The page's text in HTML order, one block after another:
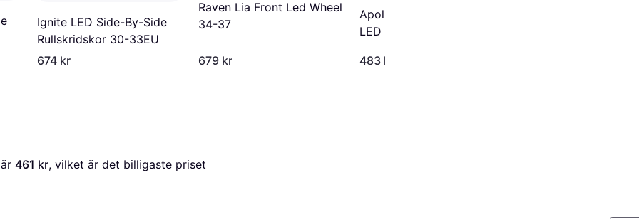
Ignite LED Side-By-Side
Rullskridskor 30-33EU
674 kr
Raven Lia Front Led Wheel
34-37
679 kr
Apollo Super Quad X Pro
LED Roller Skates
483 kr
461 kr, vilket är det billigaste priset